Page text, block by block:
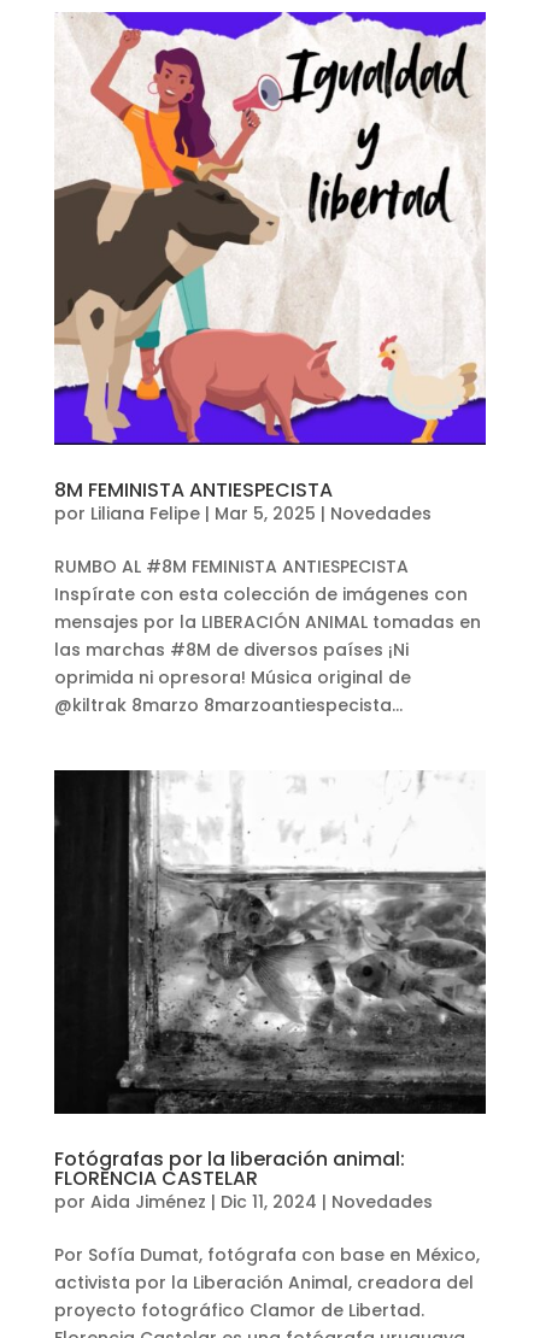
8M FEMINISTA ANTIESPECISTA
por Liliana Felipe| Mar 5, 2025 | Novedades
RUMBO AL #8M FEMINISTA ANTIESPECISTA
Inspírate con esta colección de imágenes con
mensajes por la LIBERACIÓN ANIMAL tomadas en
las marchas #8M de diversos países ¡Ni
oprimida ni opresora! Música original de
@kiltrak 8marzo 8marzoantiespecista...
Fotógrafas por la liberación animal:
FLORENCIA CASTELAR
por Aida Jiménez | Dic 11, 2024 | Novedades
Por Sofía Dumat, fotógrafa con base en México,
activista por la Liberación Animal, creadora del
proyecto fotográfico Clamor de Libertad.